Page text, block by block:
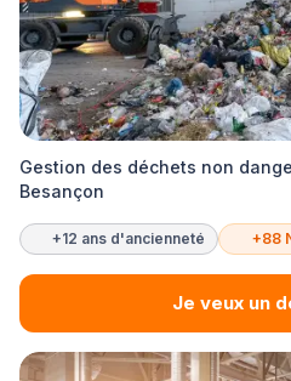
Gestion des déchets non
Besançon
+12 ans d'ancienneté +88
Je veux un